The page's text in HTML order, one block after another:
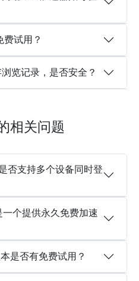
试用？
览记录，是否安全？
相关问题
否支持多个设备同时登
个提供永久免费加速
是否有免费试用？